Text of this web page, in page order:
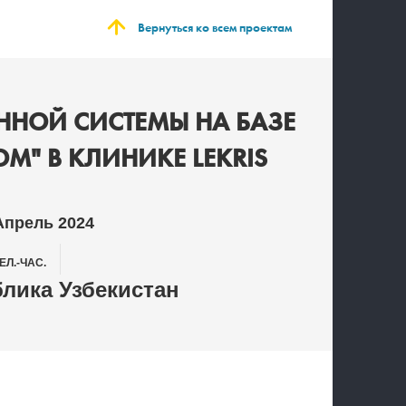
Вернуться ко всем проектам
СИСТЕМЫ НА БАЗЕ
В КЛИНИКЕ LEKRIS
2024
ЧАС.
Узбекистан